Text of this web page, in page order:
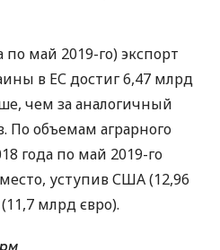
по май 2019-го) экспорт
в ЕС достиг 6,47 млрд
чем за аналогичный
По объемам аграрного
года по май 2019-го
уступивСША(12,96
млрд євро).